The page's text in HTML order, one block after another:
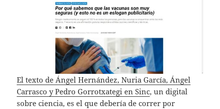
El texto de Ángel Hernández, Nuria García, Ángel
Carrasco y Pedro Gorrotxategi en Sinc, un digital
sobre ciencia, es el que debería de correr por